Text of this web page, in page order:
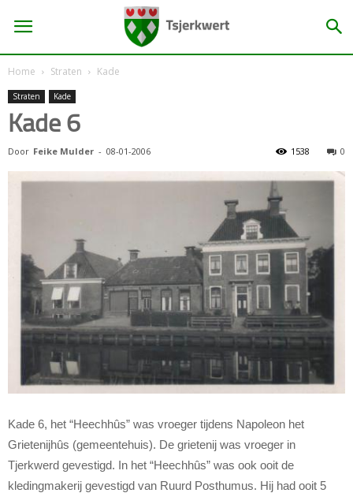
Home Straten Kade
Straten Kade
Kade 6
Door Feike Mulder - 08-01-2006 0
1538
Kade 6, het “Heechhûs” was vroeger tijdens Napoleon het
Grietenijhûs (gemeentehuis). De grietenij was vroeger in
Tjerkwerd gevestigd. In het “Heechhûs” was ook ooit de
kledingmakerij gevestigd van Ruurd Posthumus. Hij had ooit 5